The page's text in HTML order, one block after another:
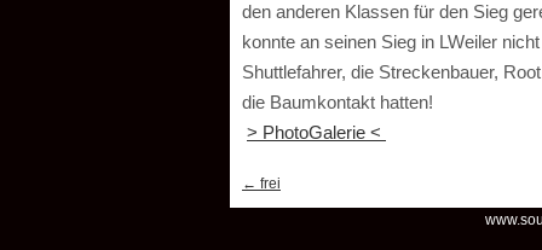
den anderen Klassen für den Sieg
konnte an seinen Sieg in LWeiler
Shuttlefahrer, die Streckenbauer,
die Baumkontakt hatten!
> PhotoGalerie <
← frei